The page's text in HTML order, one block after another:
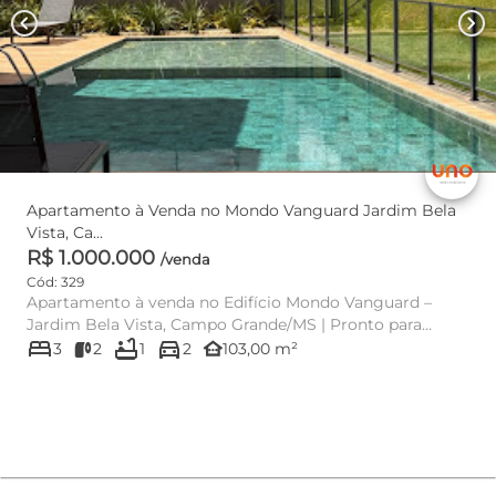
chevron_left chevron_right
Apartamento à Venda no Mondo Vanguard Jardim Bela
Vista, Ca...
R$ 1.000.000 /venda
Cód: 329
Apartamento à venda no Edifício Mondo Vanguard –
Jardim Bela Vista, Campo Grande/MS | Pronto para
morar O Edifício Mond...
bed3 2 bathtub1 directions_car2 other_houses103,00 m²